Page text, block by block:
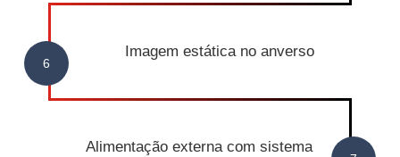
Imagem estática no anverso
Alimentação externa com sistema